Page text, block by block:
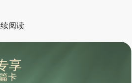
阅读
享
卡